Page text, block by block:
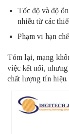
Tốc độ và độ
nhiễu từ các
Phạm vi hạn
Tóm lại, mạng
việc kết nối, nhưng
chất lượng tín hiệu.